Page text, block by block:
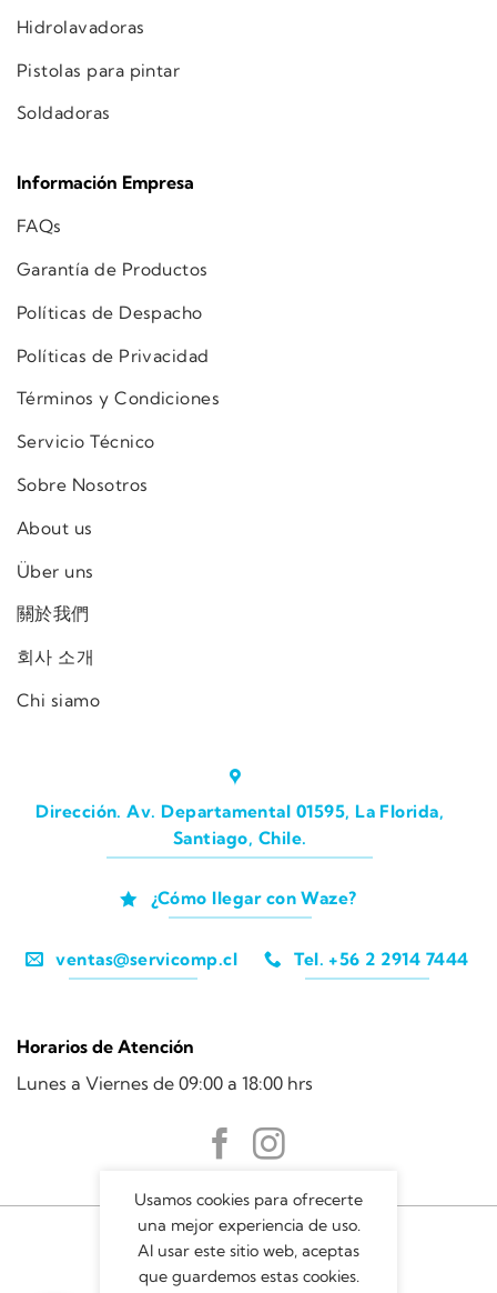
Hidrolavadoras
Pistolas para pintar
Soldadoras
Información Empresa
FAQs
Garantía de Productos
Políticas de Despacho
Políticas de Privacidad
Términos y Condiciones
Servicio Técnico
Sobre Nosotros
About us
Über uns
關於我們
회사 소개
Chi siamo
Dirección. Av. Departamental 01595, La Florida,
Santiago, Chile.
¿Cómo llegar con Waze?
ventas@servicomp.cl Tel. +56 2 2914 7444
Horarios de Atención
Lunes a Viernes de 09:00 a 18:00 hrs
Usamos cookies para ofrecerte
una mejor experiencia de uso.
Al usar este sitio web, aceptas
que guardemos estas cookies.